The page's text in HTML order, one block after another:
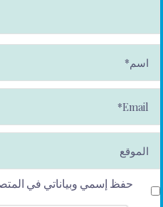
م
*
ai
l*
حفظ إسمي وبياناتي في